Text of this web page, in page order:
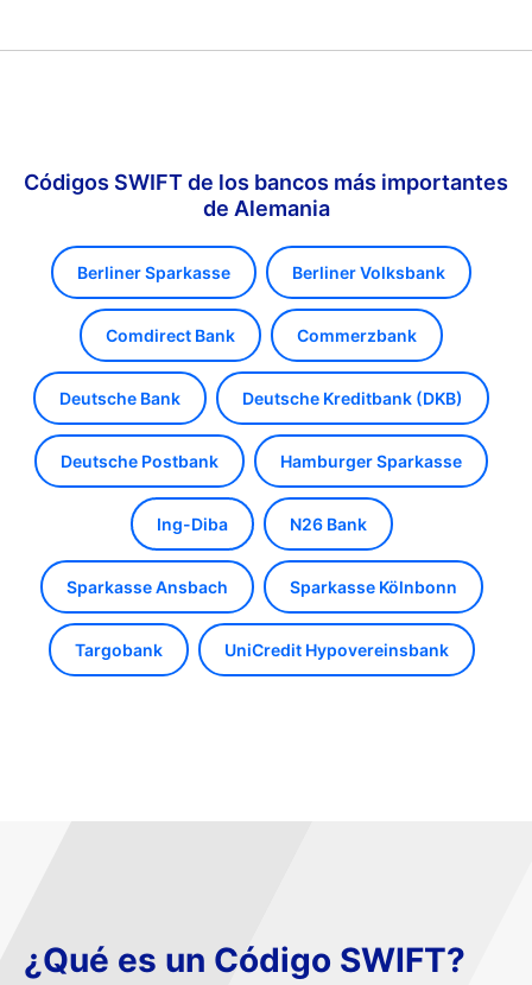
Códigos SWIFT de los bancos más importantes
de Alemania
Berliner Sparkasse Berliner Volksbank
Comdirect Bank Commerzbank
Deutsche Bank Deutsche Kreditbank (DKB)
Deutsche Postbank Hamburger Sparkasse
Ing-Diba N26 Bank
Sparkasse Ansbach Sparkasse Kölnbonn
Targobank UniCredit Hypovereinsbank
¿Qué es un Código SWIFT?